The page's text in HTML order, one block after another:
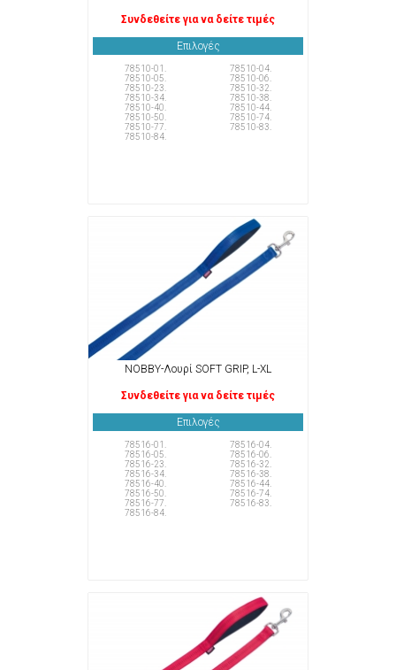
Συνδεθείτε για να δείτε τιμές
Επιλογές
78510-01.
78510-04.
78510-05.
78510-06.
78510-23.
78510-32.
78510-34.
78510-38.
78510-40.
78510-44.
78510-50.
78510-74.
78510-77.
78510-83.
78510-84.
NOBBY-Λουρί SOFT GRIP, L-XL
Συνδεθείτε για να δείτε τιμές
Επιλογές
78516-01.
78516-04.
78516-05.
78516-06.
78516-23.
78516-32.
78516-34.
78516-38.
78516-40.
78516-44.
78516-50.
78516-74.
78516-77.
78516-83.
78516-84.